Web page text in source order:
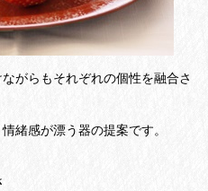
がらもそれぞれの個性を融合さ
緒感が漂う器の提案です。